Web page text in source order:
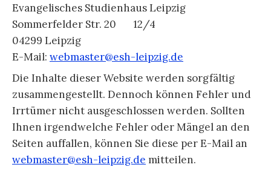
Evangelisches Studienhaus Leipzig
Sommerfelder Str. 20 12/4
04299 Leipzig
E-Mail: webmaster@esh-leipzig.de
Die Inhalte dieser Website werden sorgfältig
zusammengestellt. Dennoch können Fehler und
Irrtümer nicht ausgeschlossen werden. Sollten
Ihnen irgendwelche Fehler oder Mängel an den
Seiten auffallen, können Sie diese per E-Mail an
webmaster@esh-leipzig.de mitteilen.